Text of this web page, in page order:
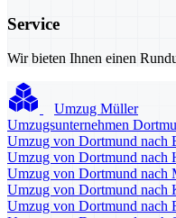
Service
Wir bieten Ihnen einen
Umzug Müller
Umzugsunternehmen
Umzug von Dortmund nach
Umzug von Dortmund nach
Umzug von Dortmund nach
Umzug von Dortmund nach
Umzug von Dortmund nach